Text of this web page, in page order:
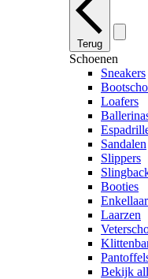
Terug
Schoenen
Sneakers
Loafers
Sandalen
Slippers
Booties
Laarzen
Bekijk